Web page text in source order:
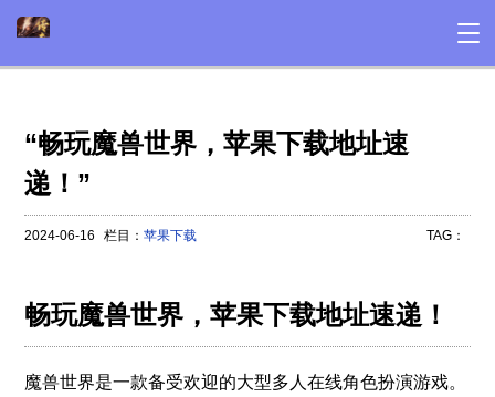
“畅玩魔兽世界，苹果下载地址速
递！”
2024-06-16 栏目：苹果下载 TAG：
畅玩魔兽世界，苹果下载地址速递！
魔兽世界是一款备受欢迎的大型多人在线角色扮演游戏。